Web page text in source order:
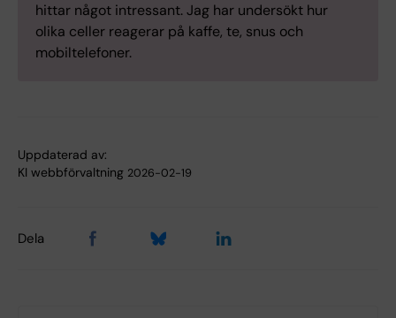
hittar något intressant. Jag har undersökt hur
olika celler reagerar på kaffe, te, snus och
mobiltelefoner.
Uppdaterad av:
KI webbförvaltning 2026-02-19
Dela